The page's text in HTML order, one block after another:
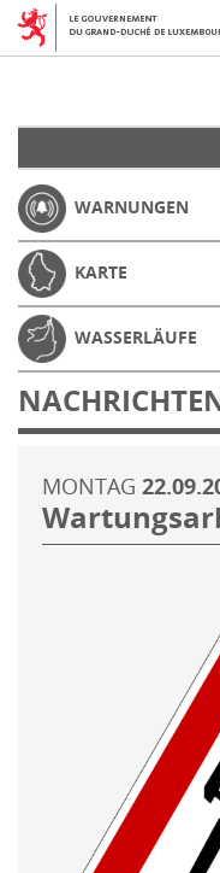
WARNUNGEN
KARTE
WASSERLÄUFE
MONTAG